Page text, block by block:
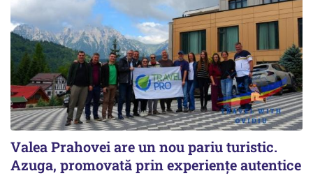
Valea Prahovei are un nou pariu turistic.
Azuga, promovată prin experiențe autentice